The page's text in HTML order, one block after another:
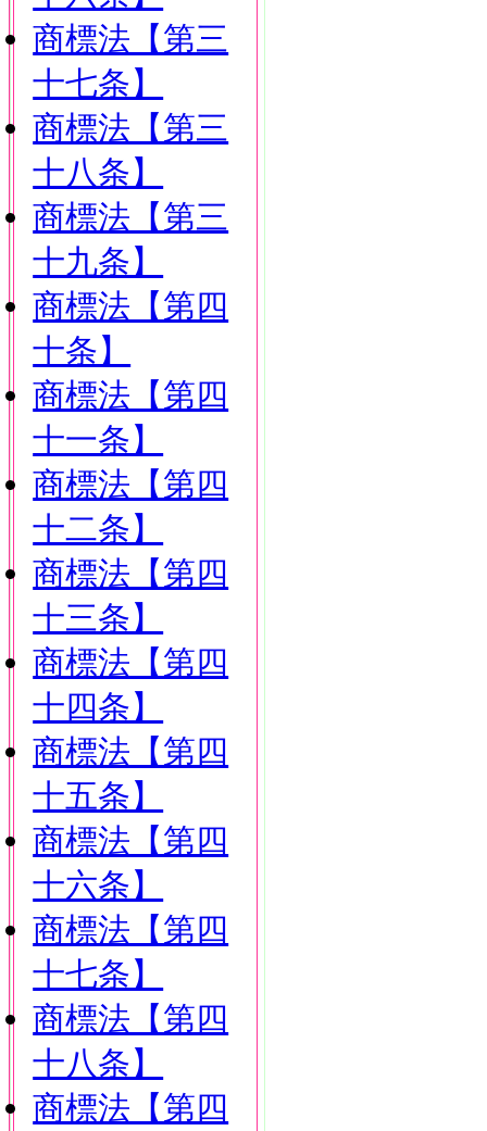
商標法【第三
十七条】
商標法【第三
十八条】
商標法【第三
十九条】
商標法【第四
十条】
商標法【第四
十一条】
商標法【第四
十二条】
商標法【第四
十三条】
商標法【第四
十四条】
商標法【第四
十五条】
商標法【第四
十六条】
商標法【第四
十七条】
商標法【第四
十八条】
商標法【第四